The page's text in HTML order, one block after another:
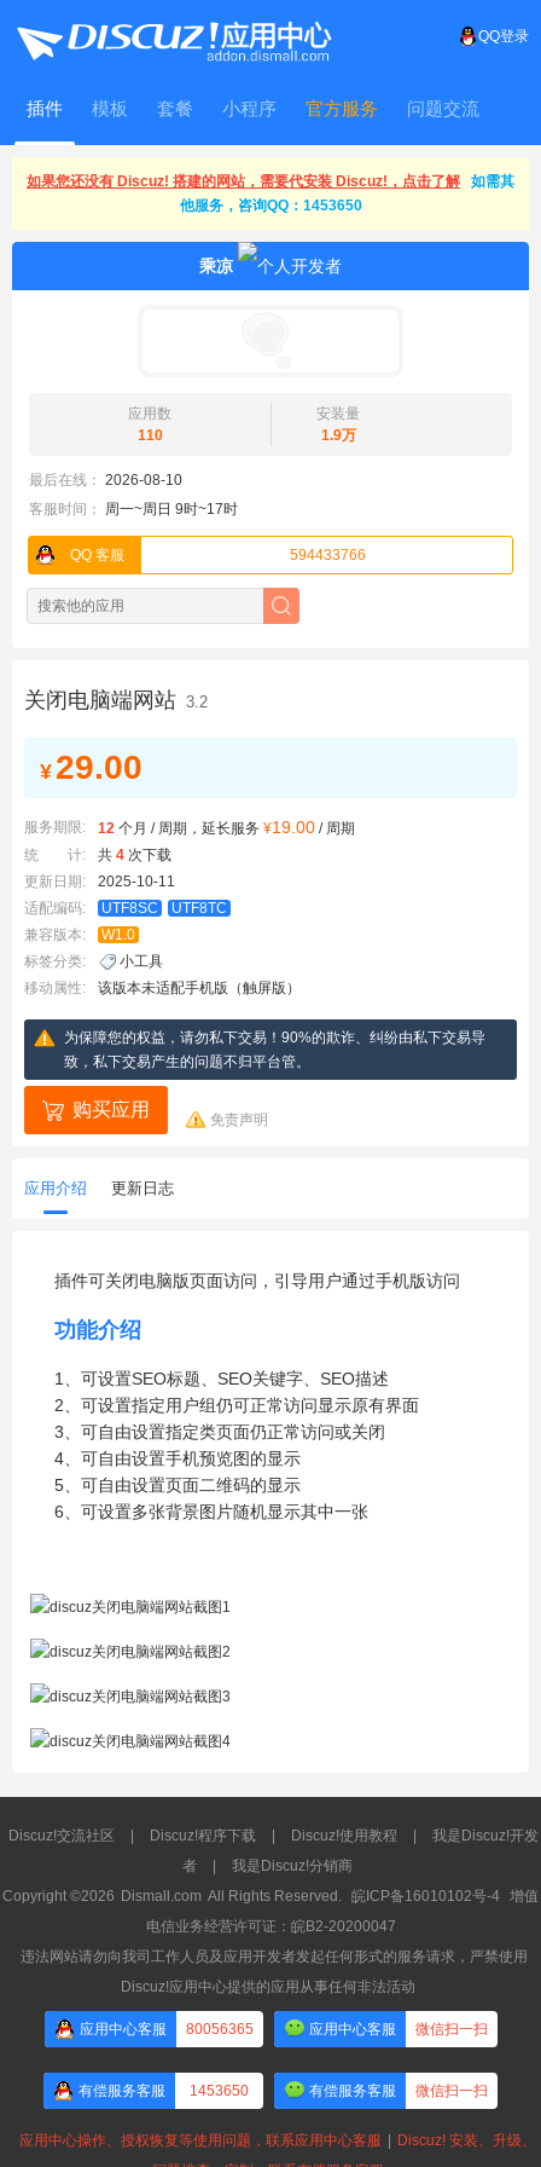
QQ登录
插件 模板 套餐 小程序 官方服务 问题交流
WitFrame
如果您还没有 Discuz! 搭建的网站，需要代安装 Discuz!，点击了解
如需其
他服务，咨询QQ：1453650
乘凉
应用数
110
安装量
1.9万
最后在线： 2026-08-10
客服时间：
周一~周日 9时~17时
QQ 客服 594433766
关闭电脑端网站 3.2
¥ 29.00
服务期限: 12 个月 / 周期，延长服务 ¥19.00 / 周期
统 计:
共 4 次下载
更新日期:
2025-10-11
适配编码:
UTF8SC
UTF8TC
兼容版本:
W1.0
标签分类:
小工具
移动属性:
该版本未适配手机版（触屏版）
为保障您的权益，请勿私下交易！90%的欺诈、纠纷由私下交易导
致，私下交易产生的问题不归平台管。
购买应用 免责声明
应用介绍 更新日志
插件可关闭电脑版页面访问，引导用户通过手机版访问
功能介绍
1、可设置SEO标题、SEO关键字、SEO描述
2、可设置指定用户组仍可正常访问显示原有界面
3、可自由设置指定类页面仍正常访问或关闭
4、可自由设置手机预览图的显示
5、可自由设置页面二维码的显示
6、可设置多张背景图片随机显示其中一张
Discuz!交流社区 | Discuz!程序下载 | Discuz!使用教程 |
我是Discuz!开发
者
|
我是Discuz!分销商
Copyright ©2026 Dismall.com All Rights Reserved. 皖ICP备16010102号-4 增值
电信业务经营许可证：皖B2-20200047
违法网站请勿向我司工作人员及应用开发者发起任何形式的服务请求，严禁使用
Discuz!应用中心提供的应用从事任何非法活动
应用中心客服 80056365 应用中心客服 微信扫一扫
有偿服务客服 1453650 有偿服务客服 微信扫一扫
应用中心操作、授权恢复等使用问题，联系应用中心客服 | Discuz! 安装、升级、